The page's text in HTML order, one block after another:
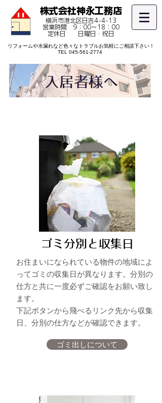
​株式会社神永工務店
横浜市港北区日吉4-4-13
営業時間 9：00～18：00
​定休日 日曜日・祝日
リフォームや水漏れなど色々なトラブルお気軽にご相談下さい！
TEL 045-561-2774
​入居者様へ
ゴミ​分別と収集日
​お住まいになられている物件の地域によ
ってゴミの収集日が異なります。分別の
仕方と共に一度必ずご確認をお願い致し
ます。
​下記ボタンから飛べるリンク先から収集
日、分別の仕方などが​確認できます。
ゴミ出しについて